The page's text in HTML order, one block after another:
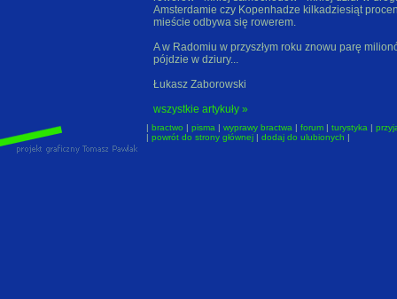
Amsterdamie czy Kopenhadze kilkadziesiąt
mieście odbywa się rowerem.
A w Radomiu w przyszłym roku znowu parę
pójdzie w dziury...
Łukasz Zaborowski
wszystkie artykuły »
| bractwo | pisma | wyprawy bractwa | forum | turystyka |
| powrót do strony głównej | dodaj do ulubionych |